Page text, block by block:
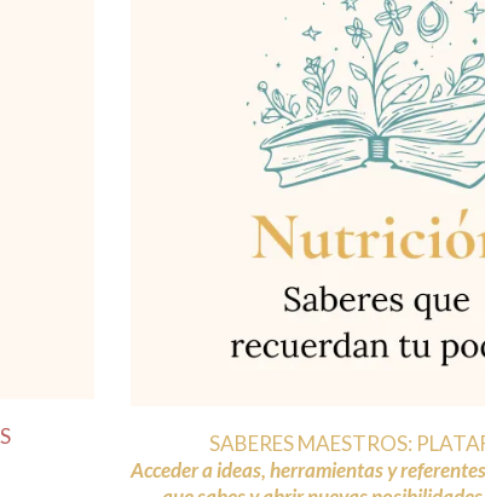
SABERES MAESTROS:
Acceder a ideas, herramientas y